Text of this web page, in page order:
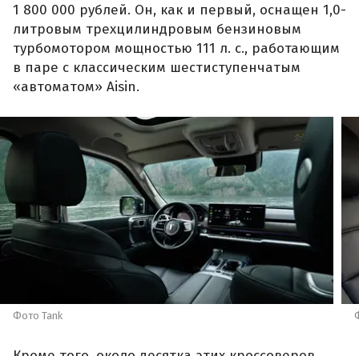
1 800 000 рублей. Он, как и первый, оснащен 1,0-
литровым трехцилиндровым бензиновым
турбомотором мощностью 111 л. с., работающим
в паре с классическим шестиступенчатым
«автоматом» Aisin.
Фото Tank